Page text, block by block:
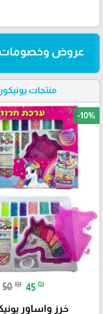
عروض وخصومات
منتجات
-10%
50 ₪ 45 ₪
خرز واساور